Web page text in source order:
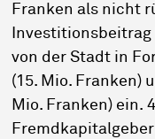
Franken als nicht
Investitionsbeitrag
von der Stadt in
(15. Mio. Franken)
Mio. Franken) ein.